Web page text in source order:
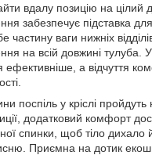
вдалу позицію на цілий
забезпечує підставка для
частину ваги нижніх
на всій довжині тулуба.
ефективніше, а відчуття
поспіль у кріслі
додатковий комфорт
спинки, щоб тіло дихало
Приємна на дотик